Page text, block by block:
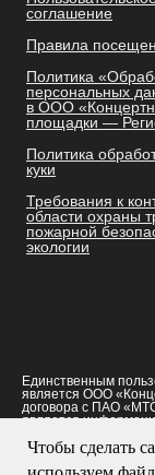
Чтобы сделать
соглашение
Правила
Политика
персональных
в ООО
площадки —
Политика
куки
Требования к
области охраны
пожарной
экологии
Единственным
является ООО
договора с ПАО
является
права на объект
может направить